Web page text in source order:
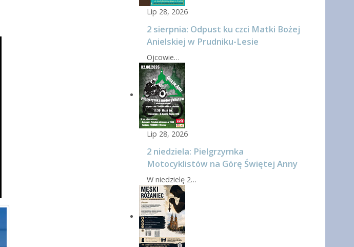
Lip 28, 2026
2 sierpnia: Odpust ku czci Matki Bożej
Anielskiej w Prudniku-Lesie
Ojcowie…
Lip 28, 2026
2 niedziela: Pielgrzymka
Motocyklistów na Górę Świętej Anny
W niedzielę 2…